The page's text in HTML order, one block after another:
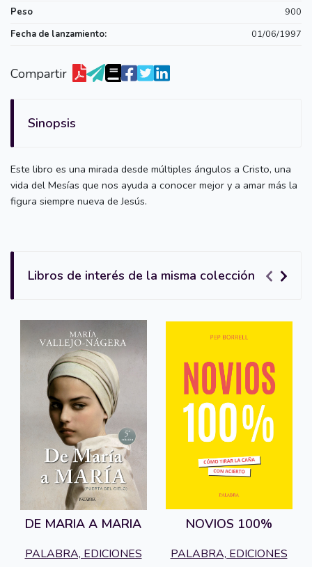
Peso
900
Fecha de lanzamiento:
01/06/1997
Compartir
Sinopsis
Este libro es una mirada desde múltiples ángulos a Cristo, una
vida del Mesías que nos ayuda a conocer mejor y a amar más la
figura siempre nueva de Jesús.
Libros de interés de la misma colección
DE MARIA A MARIA
PALABRA, EDICIONES
NOVIOS 100%
PALABRA, EDICIONES